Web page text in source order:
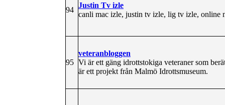
94
Justin Tv izle
canli mac izle, justin tv izle, lig tv izle, online
95
veteranbloggen
Vi är ett gäng idrottstokiga veteraner som
är ett projekt från Malmö Idrottsmuseum.